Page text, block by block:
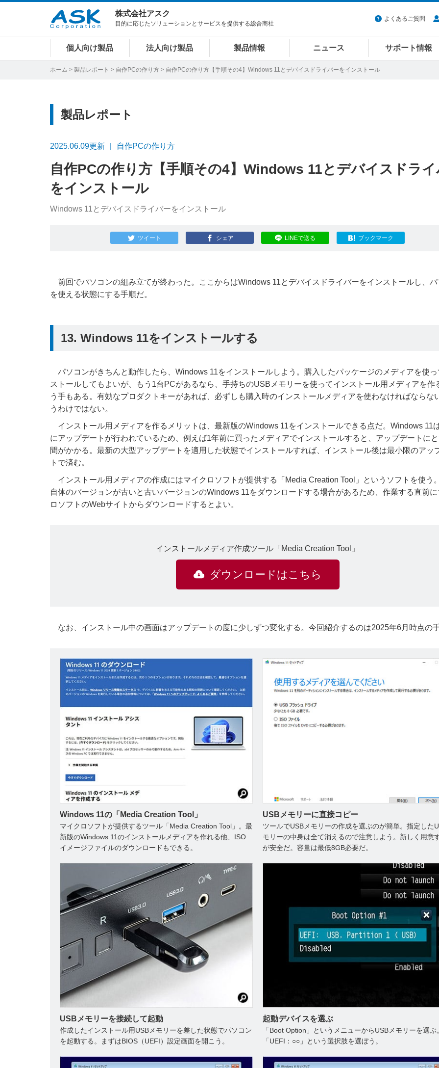
株式会社アスク
目的に応じたソリューションとサービスを提供する総合商社
よくあるご質問
個人向け製品 法人向け製品 製品情報 ニュース サポート情報
ホーム > 製品レポート > 自作PCの作り方 > 自作PCの作り方【手順その4】Windows 11とデバイスドライバーをインストール
製品レポート
2025.06.09更新 自作PCの作り方
自作PCの作り方【手順その4】Windows 11とデバイスドラ
をインストール
Windows 11とデバイスドライバーをインストール
ツイート シェア LINEで送る ブックマーク
前回でパソコンの組み立てが終わった。ここからはWindows 11とデバイスドライバーをインストールし、
を使える状態にする手順だ。
13. Windows 11をインストールする
パソコンがきちんと動作したら、Windows 11をインストールしよう。購入したパッケージのメディアを使
ストールしてもよいが、もう1台PCがあるなら、手持ちのUSBメモリーを使ってインストール用メディアを作
う手もある。有効なプロダクトキーがあれば、必ずしも購入時のインストールメディアを使わなければならな
うわけではない。
インストール用メディアを作るメリットは、最新版のWindows 11をインストールできる点だ。Windows 11
にアップデートが行われているため、例えば1年前に買ったメディアでインストールすると、アップデートに
間がかかる。最新の大型アップデートを適用した状態でインストールすれば、インストール後は最小限のアッ
トで済む。
インストール用メディアの作成にはマイクロソフトが提供する「Media Creation Tool」というソフトを使う
自体のバージョンが古いと古いバージョンのWindows 11をダウンロードする場合があるため、作業する直前
ロソフトのWebサイトからダウンロードするとよい。
インストールメディア作成ツール「Media Creation Tool」
ダウンロードはこちら
なお、インストール中の画面はアップデートの度に少しずつ変化する。今回紹介するのは2025年6月時点の
Windows 11の「Media Creation Tool」
マイクロソフトが提供するツール「Media Creation Tool」。最
新版のWindows 11のインストールメディアを作れる他、ISO
イメージファイルのダウンロードもできる。
USBメモリーに直接コピー
ツールでUSBメモリーの作成を選ぶのが簡単。指定した
モリーの中身は全て消えるので注意しよう。新しく用意
が安全だ。容量は最低8GB必要だ。
USBメモリーを接続して起動
作成したインストール用USBメモリーを差した状態でパソコン
を起動する。まずはBIOS（UEFI）設定画面を開こう。
起動デバイスを選ぶ
「Boot Option」というメニューからUSBメモリーを選ぶ
「UEFI：○○」という選択肢を選ぼう。